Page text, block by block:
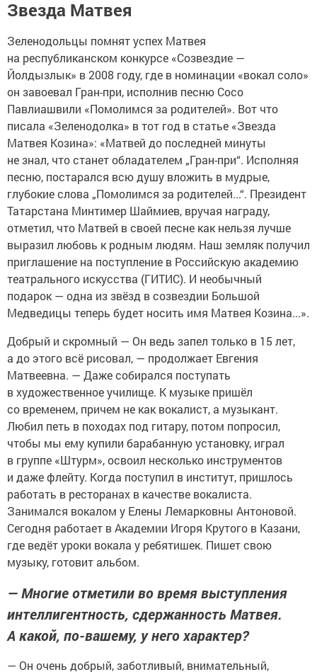
Звезда Матвея
Зеленодольцы помнят успех Матвея
на республиканском конкурсе «Созвездие —
Йолдызлык» в 2008 году, где в номинации «вокал соло»
он завоевал Гран-при, исполнив песню Сосо
Павлиашвили «Помолимся за родителей». Вот что
писала «Зеленодолка» в тот год в статье «Звезда
Матвея Козина»: «Матвей до последней минуты
не знал, что станет обладателем „Гран-при“. Исполняя
песню, постарался всю душу вложить в мудрые,
глубокие слова „Помолимся за родителей...“. Президент
Татарстана Минтимер Шаймиев, вручая награду,
отметил, что Матвей в своей песне как нельзя лучше
выразил любовь к родным людям. Наш земляк получил
приглашение на поступление в Российскую академию
театрального искусства (ГИТИС). И необычный
подарок — одна из звёзд в созвездии Большой
Медведицы теперь будет носить имя Матвея Козина...».
Добрый и скромный — Он ведь запел только в 15 лет,
а до этого всё рисовал, — продолжает Евгения
Матвеевна. — Даже собирался поступать
в художественное училище. К музыке пришёл
со временем, причем не как вокалист, а музыкант.
Любил петь в походах под гитару, потом попросил,
чтобы мы ему купили барабанную установку, играл
в группе «Штурм», освоил несколько инструментов
и даже флейту. Когда поступил в институт, пришлось
работать в ресторанах в качестве вокалиста.
Занимался вокалом у Елены Лемарковны Антоновой.
Сегодня работает в Академии Игоря Крутого в Казани,
где ведёт уроки вокала у ребятишек. Пишет свою
музыку, готовит альбом.
— Многие отметили во время выступления
интеллигентность, сдержанность Матвея.
А какой, по-вашему, у него характер?
— Он очень добрый, заботливый, внимательный,